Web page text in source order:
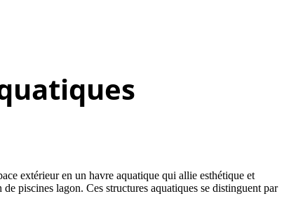
extérieur en un havre aquatique qui allie esthétique et
piscines lagon. Ces structures aquatiques se distinguent par